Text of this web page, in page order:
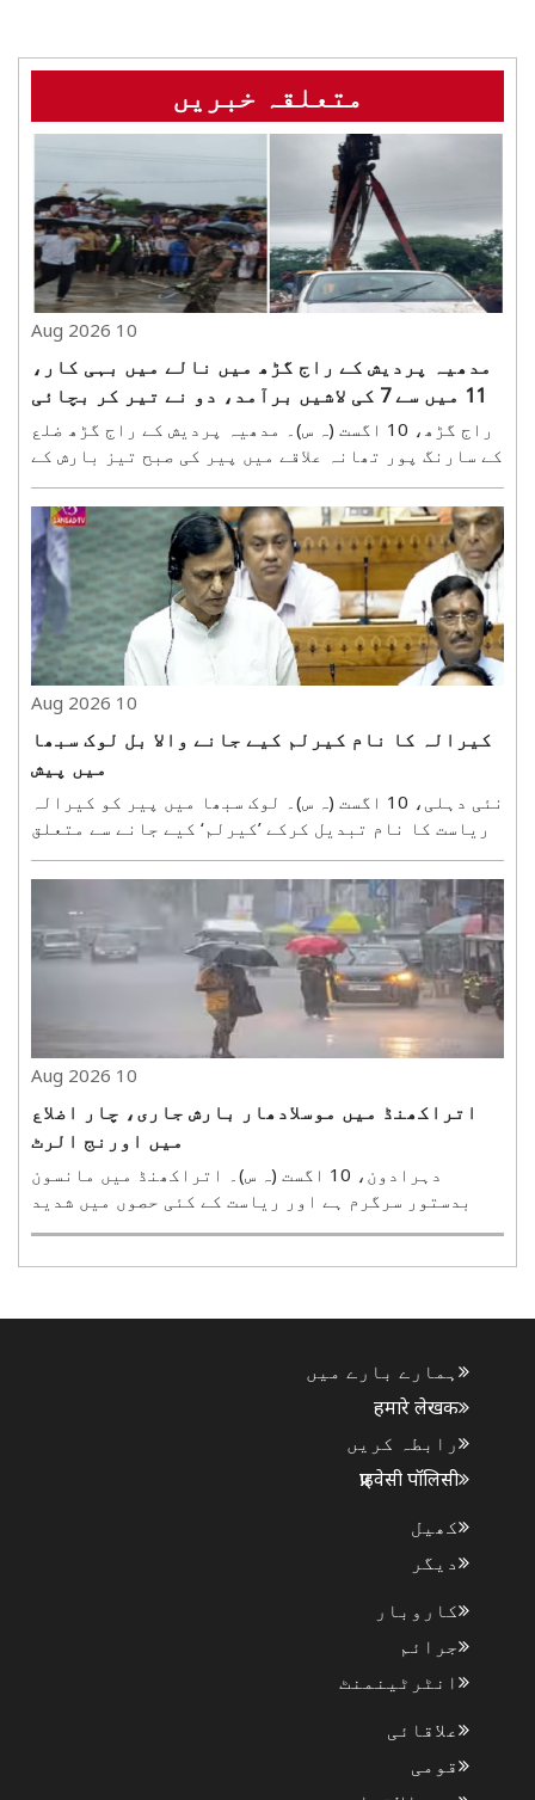
متعلقہ خبریں
10 Aug 2026
مدھیہ پردیش کے راج گڑھ میں نالے میں بہی کار،
11 میں سے 7 کی لاشیں برآمد، دو نے تیر کر بچائی
جان
راج گڑھ، 10 اگست (ہ س)۔ مدھیہ پردیش کے راج گڑھ ضلع
کے سارنگ پور تھانہ علاقے میں پیر کی صبح تیز بارش کے
دوران پڑانا بائی پاس پر جھری نالے کے زیر تعمیر پل
پردیواس ضلع کے ستواس علاقے سے کڑلاود جا رہی ایک
ایکو کار پانی کے تیز بہاؤ میں بہہ گئی۔ کار ..
10 Aug 2026
کیرالہ کا نام کیرلم کیے جانے والا بل لوک سبھا
میں پیش
نئی دہلی، 10 اگست (ہ س)۔ لوک سبھا میں پیر کو کیرالہ
ریاست کا نام تبدیل کرکے ’کیرلم‘ کیے جانے سے متعلق
بل پیش کیا گیا۔ کیرالہ اسمبلی کی متفقہ منظوری
ملنے کے بعد اب اسے پارلیمنٹ میں پیش کیا گیا ہے۔
مرکزی وزیر مملکت برائے داخلہ نتیا نند رائے نے آج
..
10 Aug 2026
اتراکھنڈ میں موسلادھار بارش جاری، چار اضلاع
میں اورنج الرٹ
دہرادون، 10 اگست (ہ س)۔ اتراکھنڈ میں مانسون
بدستور سرگرم ہے اور ریاست کے کئی حصوں میں شدید
بارش کا دور جاری ہے۔ محکمہ موسمیات نے آئندہ 24
ہمارے بارے میں
हमारे लेखक
رابطہ کریں
प्राइवेसी पॉलिसी
کھیل
دیگر
کاروبار
جرائم
انٹرٹینمنٹ
علاقائی
قومی